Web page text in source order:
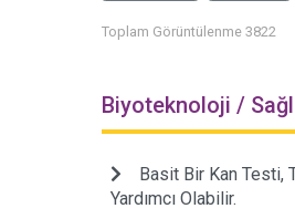
Toplam Görüntülenme 3822
Biyoteknoloji /
Basit Bir Kan Testi,
Yardımcı Olabilir.